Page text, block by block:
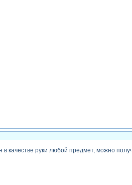
качестве руки любой предмет, можно